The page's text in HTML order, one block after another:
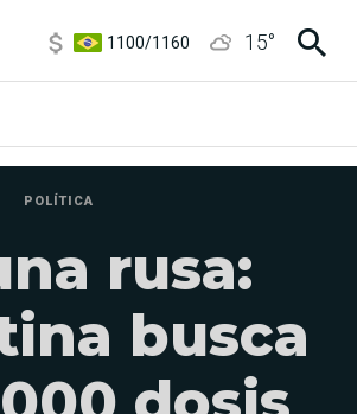
3,8/4
15°
POLÍTICA
rusa:
busca